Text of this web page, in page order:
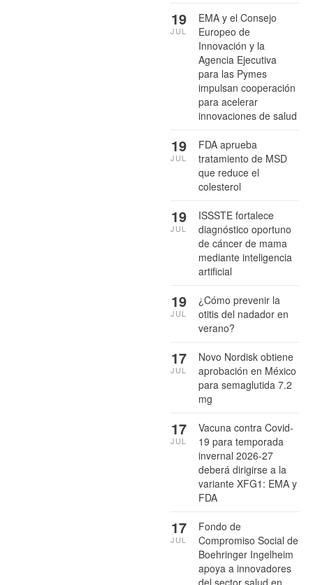
EMA y el Consejo
Europeo de
Innovación y la
Agencia Ejecutiva
para las Pymes
impulsan cooperación
para acelerar
innovaciones de salud
19
JUL
FDA aprueba
tratamiento de MSD
que reduce el
colesterol
19
JUL
ISSSTE fortalece
diagnóstico oportuno
de cáncer de mama
mediante inteligencia
artificial
19
JUL
¿Cómo prevenir la
otitis del nadador en
verano?
19
JUL
Novo Nordisk obtiene
aprobación en México
para semaglutida 7.2
mg
17
JUL
Vacuna contra Covid-
19 para temporada
invernal 2026-27
deberá dirigirse a la
variante XFG1: EMA y
FDA
17
JUL
Fondo de
Compromiso Social de
Boehringer Ingelheim
apoya a innovadores
17
JUL